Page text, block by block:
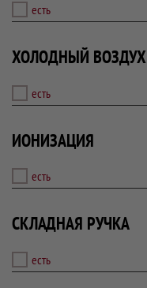
есть
ХОЛОДНЫЙ ВОЗДУХ
есть
ИОНИЗАЦИЯ
есть
СКЛАДНАЯ РУЧКА
есть